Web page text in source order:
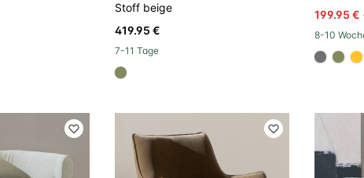
Stoff beige
419.95 €
7-11 Tage
#808a5d
199.95 €
8-10
#707070